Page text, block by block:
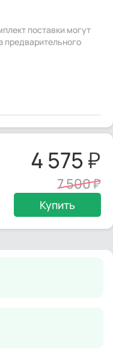
поставки могут
предварительного
4 575
7 500
Купить